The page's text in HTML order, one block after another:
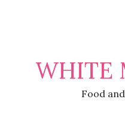
WHITE
Food